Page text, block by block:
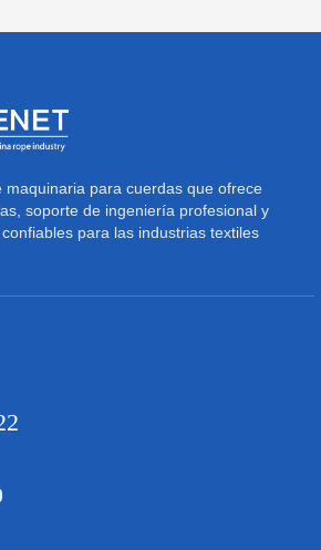
maquinaria para cuerdas que ofrece
soporte de ingeniería profesional y
para las industrias textiles